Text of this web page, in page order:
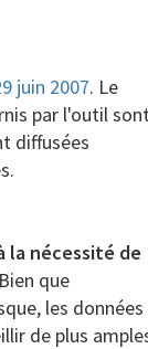
©
York
juin 2007. Le
par l'outil
diffusées
la nécessité de
Bien que
les données
de plus